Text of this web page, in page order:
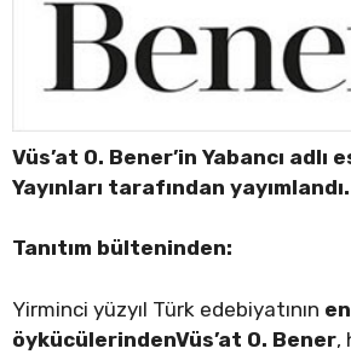
Vüs’at O. Bener’in Yabancı adlı
Yayınları tarafından yayımlandı.
Tanıtım bülteninden:
Yirminci yüzyıl Türk edebiyatının
öykücülerindenVüs’at O. Bener,